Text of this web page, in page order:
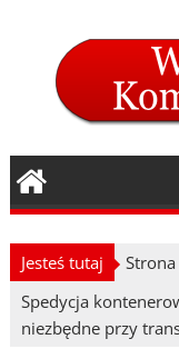
Jesteś tutaj Strona
Spedycja
niezbędne przy